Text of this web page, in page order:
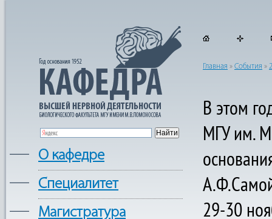
— О кафедре
— Cпециалитет
— Магистратура
Главная » События »
В этом
МГУ им.
29-30